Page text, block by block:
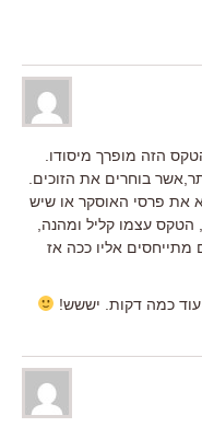
הזה מופרך מיסודו.
בוחרים את הזוכים.
פרסי האוסקר או שיש
הטקס עצמו קליל ומהנה,
אליו ככה אז
עוד כמה דקות. יששש!